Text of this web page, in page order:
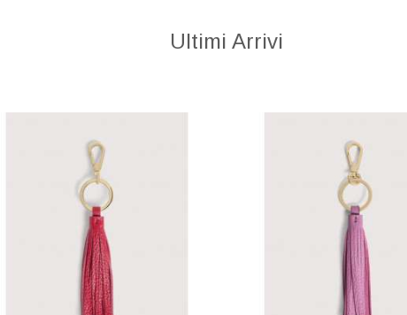
Ultimi Arrivi